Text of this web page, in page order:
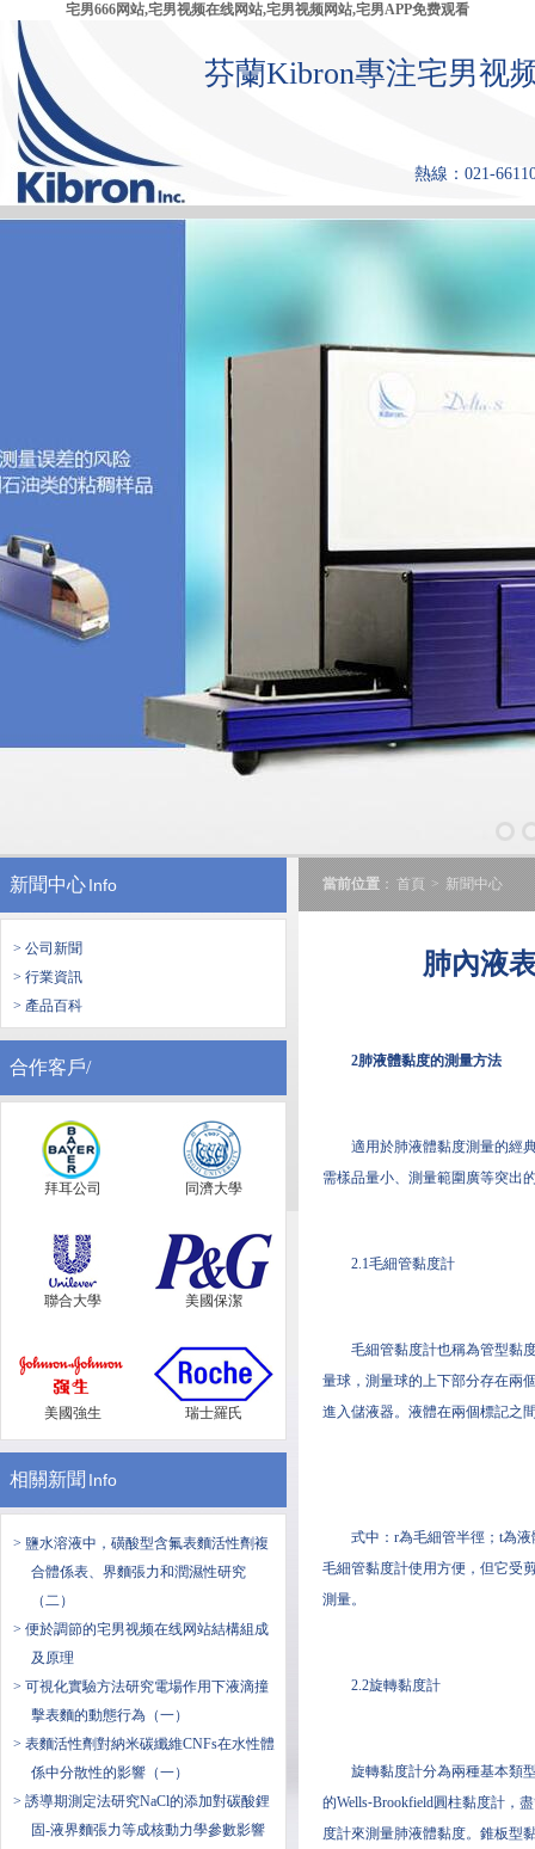
宅男666网站,宅男视频在线网站,宅男视频网站,宅男APP免费观看
芬蘭Kibron專注宅男视
熱線：021-
首 頁 產品中心 張力儀 宅
新聞中心Info
> 公司新聞
> 行業資訊
> 產品百科
合作客戶/
拜耳公司 同濟大學
聯合大學 美國保潔
美國強生 瑞士羅氏
相關新聞 Info
> 鹽水溶液中，磺酸型含氟表麵活性劑複
合體係表、界麵張力和潤濕性研究
（二）
> 便於調節的宅男视频在线网站結構組成
及原理
> 可視化實驗方法研究電場作用下液滴撞
擊表麵的動態行為（一）
> 表麵活性劑對​納米碳纖維CNFs在水性體
係中分散性的影響（一）
> 誘導期測定法研究NaCl的添加對碳酸鋰
固-液界麵張力等成核動力學參數影響
當前位置 ： 首頁 > 新聞中心
肺內液
2肺液體黏度的測量方法
適用於肺液體黏度測量的經
需樣品量小、測量範圍廣等突出
2.1毛細管黏度計
毛細管黏度計也稱為管型黏
量球，測量球的上下部分存在兩
進入儲液器。液體在兩個標記之
式中：r為毛細管半徑；t為
毛細管黏度計使用方便，但它受
測量。
2.2旋轉黏度計
旋轉黏度計分為兩種基本類
的Wells⁃Brookfield圓柱黏度計
度計來測量肺液體黏度。錐板型